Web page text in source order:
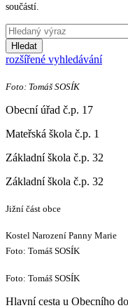
součástí.
Hledat
rozšířené vyhledávání
Foto: Tomáš SOSÍK
Obecní úřad č.p. 17
Mateřská škola č.p. 1
Základní škola č.p. 32
Základní škola č.p. 32
Jižní část obce
Kostel Narození Panny Marie
Foto: Tomáš SOSÍK
Foto: Tomáš SOSÍK
Hlavní cesta u Obecního